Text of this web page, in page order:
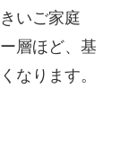
いご家庭
層ほど、基
なります。